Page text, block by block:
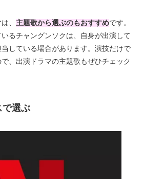
、 主題歌から選ぶのもおすすめです。
るチャングンソクは、自身が出演して
している場合があります。演技だけで
、出演ドラマの主題歌もぜひチェック
で選ぶ